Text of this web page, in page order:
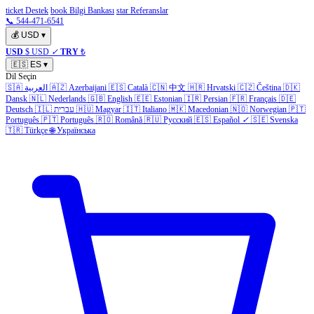
ticket Destek book Bilgi Bankası star Referanslar
📞 544-471-6541
💰 USD ▾
USD $ USD ✓ TRY ₺
🇪🇸 ES ▾
Dil Seçin
🇸🇦 العربية 🇦🇿 Azerbaijani 🇪🇸 Català 🇨🇳 中文 🇭🇷 Hrvatski 🇨🇿 Čeština 🇩🇰
Dansk 🇳🇱 Nederlands 🇬🇧 English 🇪🇪 Estonian 🇮🇷 Persian 🇫🇷 Français 🇩🇪
Deutsch 🇮🇱 עברית 🇭🇺 Magyar 🇮🇹 Italiano 🇲🇰 Macedonian 🇳🇴 Norwegian 🇵🇹
Português 🇵🇹 Português 🇷🇴 Română 🇷🇺 Русский 🇪🇸 Español ✓ 🇸🇪 Svenska
🇹🇷 Türkçe 🌐 Українська